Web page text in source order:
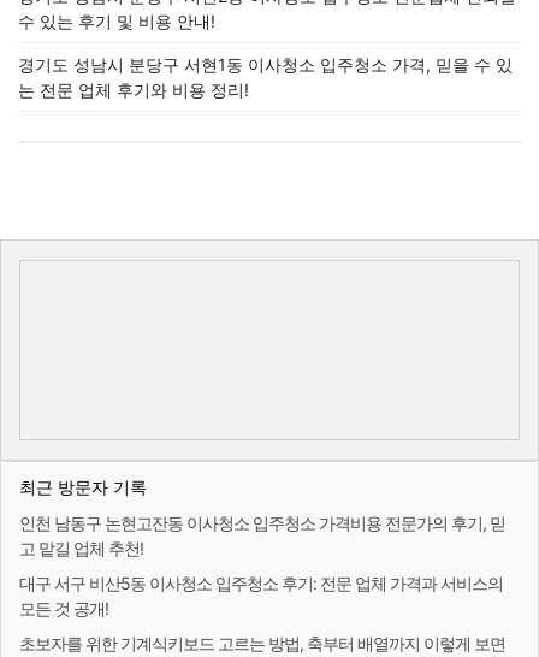
수 있는 후기 및 비용 안내!
경기도 성남시 분당구 서현1동 이사청소 입주청소 가격, 믿을 수 있
는 전문 업체 후기와 비용 정리!
최근 방문자 기록
인천 남동구 논현고잔동 이사청소 입주청소 가격비용 전문가의 후기, 믿
고 맡길 업체 추천!
대구 서구 비산5동 이사청소 입주청소 후기: 전문 업체 가격과 서비스의
모든 것 공개!
초보자를 위한 기계식키보드 고르는 방법, 축부터 배열까지 이렇게 보면